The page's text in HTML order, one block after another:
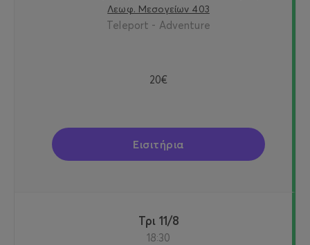
Λεωφ. Μεσογείων 403
Teleport - Adventure
20€
Εισιτήρια
Τρι 11/8
18:30